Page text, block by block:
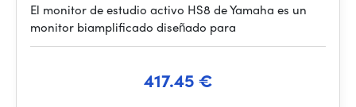
El monitor de estudio activo HS8 de Yamaha es un
monitor biamplificado diseñado para
417.45 €